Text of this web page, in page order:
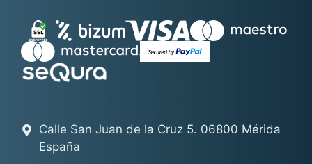
Calle San Juan de la Cruz 5. 06800 Mérida
España